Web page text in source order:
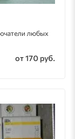
любых
от 170 руб.